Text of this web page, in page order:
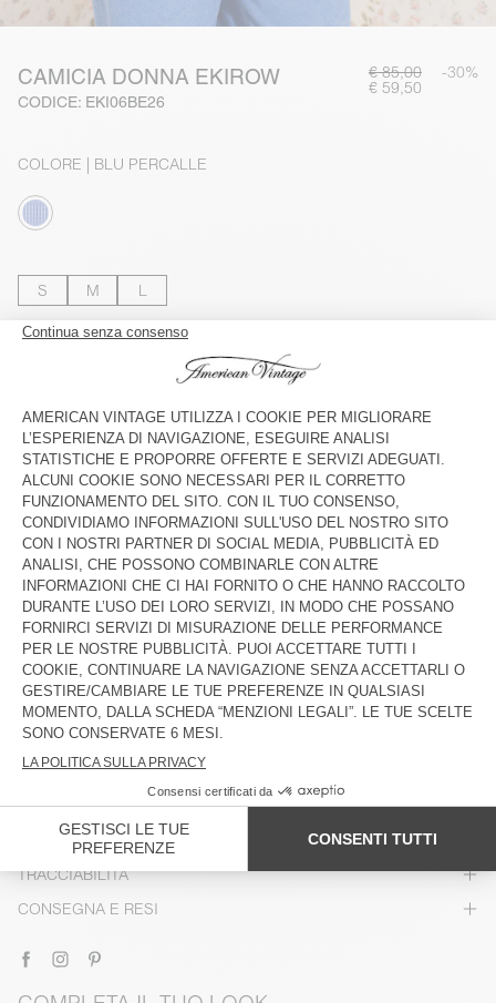
CAMICIA DONNA EKIROW
CODICE: EKI06BE26
€ 85,00 -30%
€ 59,50
COLORE | BLU PERCALLE
S M L
Il modello misura 173 cm e indossa una taglia S
AGGIUNGERE AL CARRELLO
VEDERE DISPONIBILITÀ IN NEGOZIO
VEDERE IL LOOK
DESCRIZIONE
TAGLIA E VESTIBILITÀ
COMPOSIZIONE
ISTRUZIONI PER LA CURA
TRACCIABILITÀ
CONSEGNA E RESI